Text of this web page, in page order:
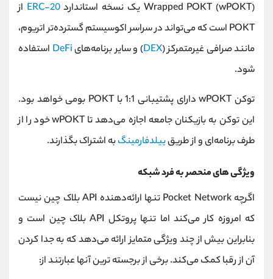
Wrapped POKT (wPOKT) یک نسخه استاندارد
ERC-20 از
POKT است که می‌تواند در سراسر اکوسیستم گسترده‌تر اتریوم،
مانند صرافی غیرمتمرکز (DEX) و سایر برنامه‌هایDeFi استفاده
شود.
توکن wPOKT دارای پشتیبانی 1:1 با POKT بومی خواهد بود.
این توکن به بازیکنان جامعه اجازه می‌دهد تا wPOKT خود را از
طرف برنامه‌ای و از طریقییلدفارمینگبه اشتراک بگذارند.
ویژگی های منحصر به فرد شبکه
اگرچه Pocket Network تنها ارائه‌دهنده API بلاک چین نیست
که امروزه کار می‌کند اما تنها پروتکل API بلاک چین است و
بنابراین بیش از چند ویژگی متمایز ارائه می‌دهد که به جدا کردن
آن از رقبا کمک می‌کند. برخی از برجسته ترین آنها عبارتند از: